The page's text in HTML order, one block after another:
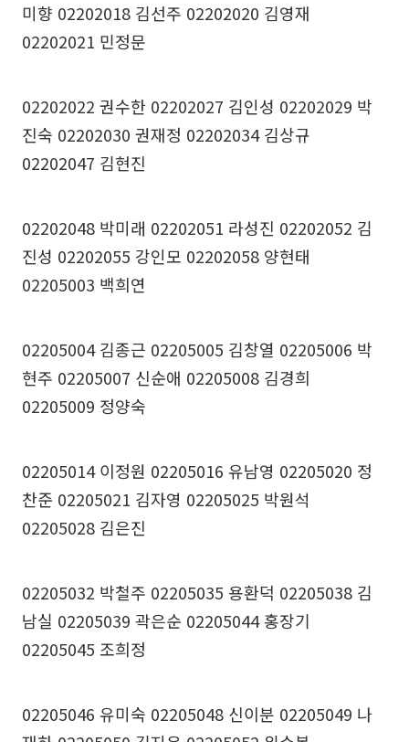
미향 02202018 김선주 02202020 김영재
02202021 민정문
02202022 권수한 02202027 김인성 02202029 박
진숙 02202030 권재정 02202034 김상규
02202047 김현진
02202048 박미래 02202051 라성진 02202052 김
진성 02202055 강인모 02202058 양현태
02205003 백희연
02205004 김종근 02205005 김창열 02205006 박
현주 02205007 신순애 02205008 김경희
02205009 정양숙
02205014 이정원 02205016 유남영 02205020 정
찬준 02205021 김자영 02205025 박원석
02205028 김은진
02205032 박철주 02205035 용환덕 02205038 김
남실 02205039 곽은순 02205044 홍장기
02205045 조희정
02205046 유미숙 02205048 신이분 02205049 나